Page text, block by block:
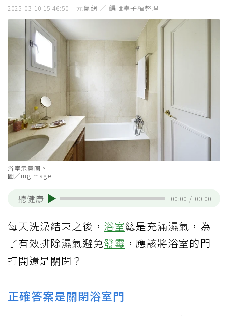
2025-03-10 15:46:50 元氣網 ／ 編輯辜子桓整理
浴室示意圖。
圖／ingimage
聽健康 00:00 / 00:00
每天洗澡結束之後， 浴室總是充滿濕氣，為
了有效排除濕氣避免發霉 ，應該將浴室的門
打開還是關閉？
正確答案是關閉浴室門